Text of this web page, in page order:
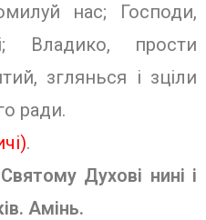
нас; Гос­поди,
Владико, про­сти
зглянься і зціли
ради.
.
Духо­ві нині і
Амінь.